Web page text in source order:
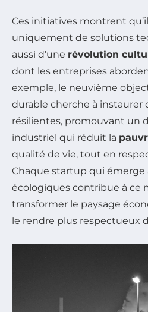
Ces initiatives montrent
uniquement de solutions
aussi d’une révolution
dont les entreprises
exemple, le neuvième
durable cherche à instaurer
résilientes, promouvant un
industriel qui réduit la
qualité de vie, tout en
Chaque startup qui émerge
écologiques contribue à ce
transformer le paysage
le rendre plus respectueux